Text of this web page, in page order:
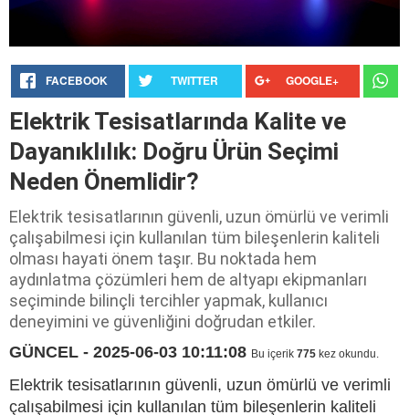
FACEBOOK TWITTER GOOGLE+
Elektrik Tesisatlarında Kalite ve
Dayanıklılık: Doğru Ürün Seçimi
Neden Önemlidir?
Elektrik tesisatlarının güvenli, uzun ömürlü ve verimli
çalışabilmesi için kullanılan tüm bileşenlerin kaliteli
olması hayati önem taşır. Bu noktada hem
aydınlatma çözümleri hem de altyapı ekipmanları
seçiminde bilinçli tercihler yapmak, kullanıcı
deneyimini ve güvenliğini doğrudan etkiler.
GÜNCEL - 2025-06-03 10:11:08 Bu içerik 775 kez okundu.
Elektrik tesisatlarının güvenli, uzun ömürlü ve verimli
çalışabilmesi için kullanılan tüm bileşenlerin kaliteli